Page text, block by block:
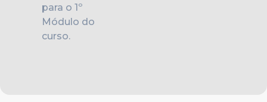
para o 1º
Módulo do
curso.